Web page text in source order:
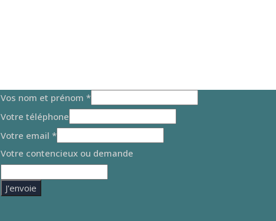
Vos nom et prénom *
Votre téléphone
Votre email *
Votre contencieux ou demande
J'envoie